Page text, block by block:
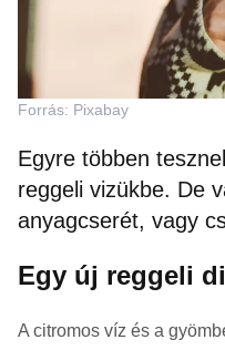
Forrás: Pixabay
Egyre többen
reggeli vizükbe. De
anyagcserét, vagy
Egy új reggeli
A citromos víz és a